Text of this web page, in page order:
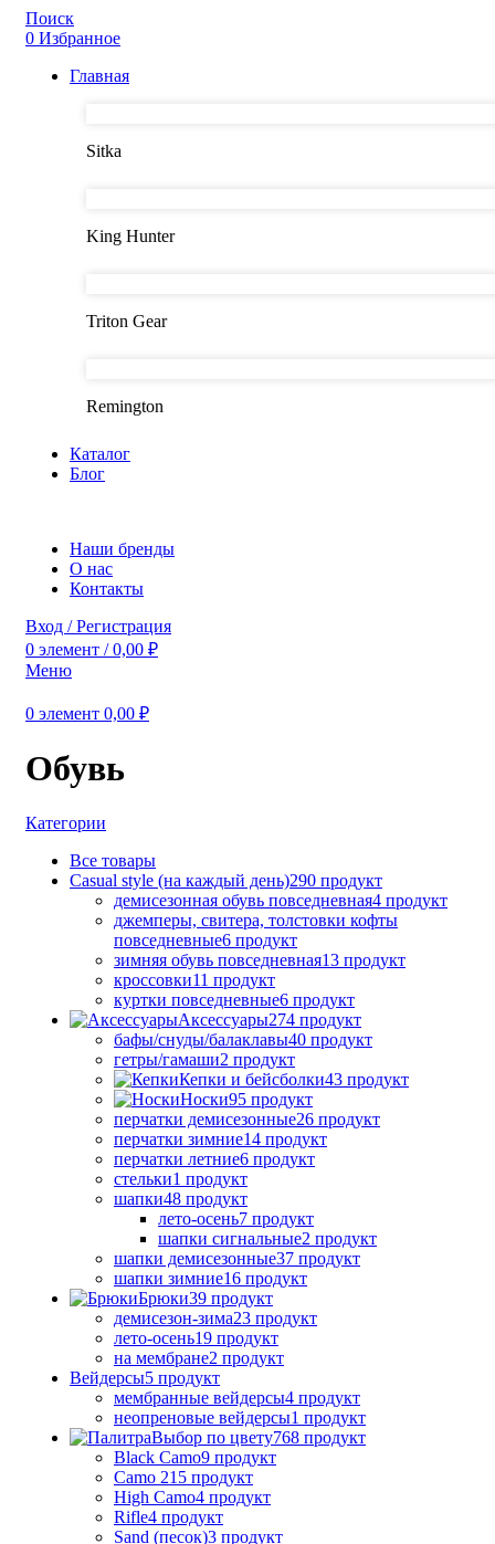
Поиск
0 Избранное
Главная
Sitka
King Hunter
Triton Gear
Remington
Каталог
Блог
Наши бренды
О нас
Контакты
Вход / Регистрация
0 элемент / 0,00 ₽
Меню
0 элемент 0,00 ₽
Обувь
Категории
Все товары
Casual style (на каждый день)290 продукт
демисезонная обувь повседневная4 продукт
джемперы, свитера, толстовки кофты
повседневные6 продукт
зимняя обувь повседневная13 продукт
кроссовки11 продукт
куртки повседневные6 продукт
Аксессуары274 продукт
бафы/снуды/балаклавы40 продукт
гетры/гамаши2 продукт
Кепки и бейсболки43 продукт
Носки95 продукт
перчатки демисезонные26 продукт
перчатки зимние14 продукт
перчатки летние6 продукт
стельки1 продукт
шапки48 продукт
лето-осень7 продукт
шапки сигнальные2 продукт
шапки демисезонные37 продукт
шапки зимние16 продукт
Брюки39 продукт
демисезон-зима23 продукт
лето-осень19 продукт
на мембране2 продукт
Вейдерсы5 продукт
мембранные вейдерсы4 продукт
неопреновые вейдерсы1 продукт
Выбор по цвету768 продукт
Black Camo9 продукт
Camo 21 5 продукт
High Camo4 продукт
Rifle4 продукт
Sand (песок)3 продукт